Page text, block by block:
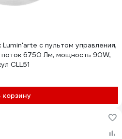
с пультом управления,
поток 6750 Лм, мощность 90W,
CLL51
корзину